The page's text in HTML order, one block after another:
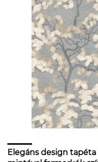
Elegáns design